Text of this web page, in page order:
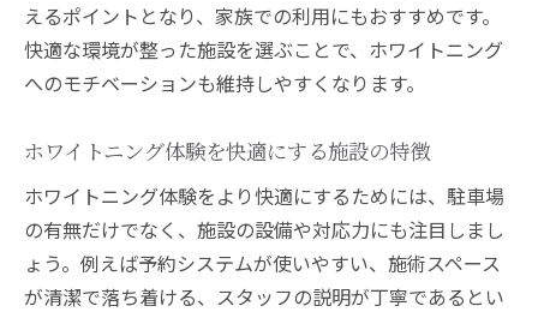
えるポイントとなり、家族での利用にもおすすめです。
快適な環境が整った施設を選ぶことで、ホワイトニング
へのモチベーションも維持しやすくなります。
ホワイトニング体験を快適にする施設の特徴
ホワイトニング体験をより快適にするためには、駐車場
の有無だけでなく、施設の設備や対応力にも注目しまし
ょう。例えば予約システムが使いやすい、施術スペース
が清潔で落ち着ける、スタッフの説明が丁寧であるとい